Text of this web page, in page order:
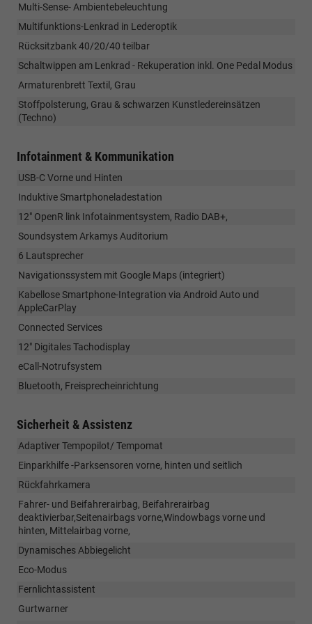
Multi-Sense- Ambientebeleuchtung
Multifunktions-Lenkrad in Lederoptik
Rücksitzbank 40/20/40 teilbar
Schaltwippen am Lenkrad - Rekuperation inkl. One Pedal Modus
Armaturenbrett Textil, Grau
Stoffpolsterung, Grau & schwarzen Kunstledereinsätzen
(Techno)
Infotainment & Kommunikation
USB-C Vorne und Hinten
Induktive Smartphoneladestation
12" OpenR link Infotainmentsystem, Radio DAB+,
Soundsystem Arkamys Auditorium
6 Lautsprecher
Navigationssystem mit Google Maps (integriert)
Kabellose Smartphone-Integration via Android Auto und
AppleCarPlay
Connected Services
12" Digitales Tachodisplay
eCall-Notrufsystem
Bluetooth, Freisprecheinrichtung
Sicherheit & Assistenz
Adaptiver Tempopilot/ Tempomat
Einparkhilfe -Parksensoren vorne, hinten und seitlich
Rückfahrkamera
Fahrer- und Beifahrerairbag, Beifahrerairbag
deaktivierbar,Seitenairbags vorne,Windowbags vorne und
hinten, Mittelairbag vorne,
Dynamisches Abbiegelicht
Eco-Modus
Fernlichtassistent
Gurtwarner